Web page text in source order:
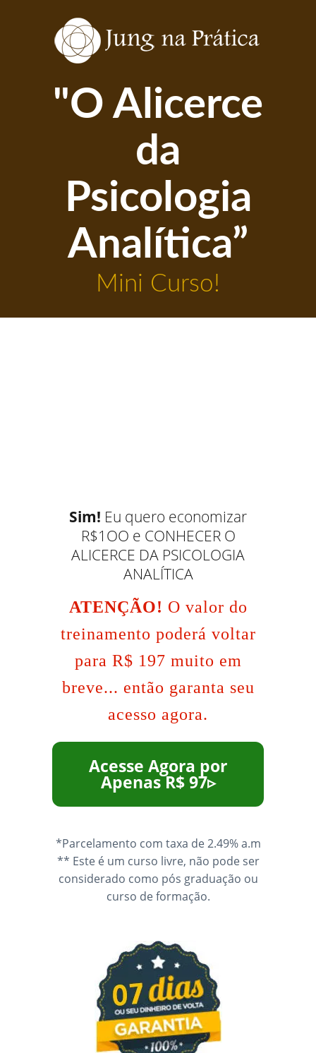
"O Alicerce
da
Psicologia
Analítica”
Mini Curso!
Sim! Eu quero economizar
R$1OO e CONHECER O
ALICERCE DA PSICOLOGIA
ANALÍTICA
ATENÇÃO! O valor do
treinamento poderá voltar
para R$ 197 muito em
breve... então garanta seu
acesso agora.
Acesse Agora por
Apenas R$ 97▹
*Parcelamento com taxa de 2.49% a.m
** Este é um curso livre, não pode ser
considerado como pós graduação ou
curso de formação.